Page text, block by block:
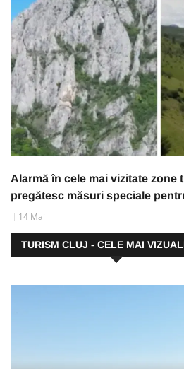
Alarmă în cele mai vizitate zone
pregătesc măsuri speciale
14 Mai
TURISM CLUJ - CELE MAI